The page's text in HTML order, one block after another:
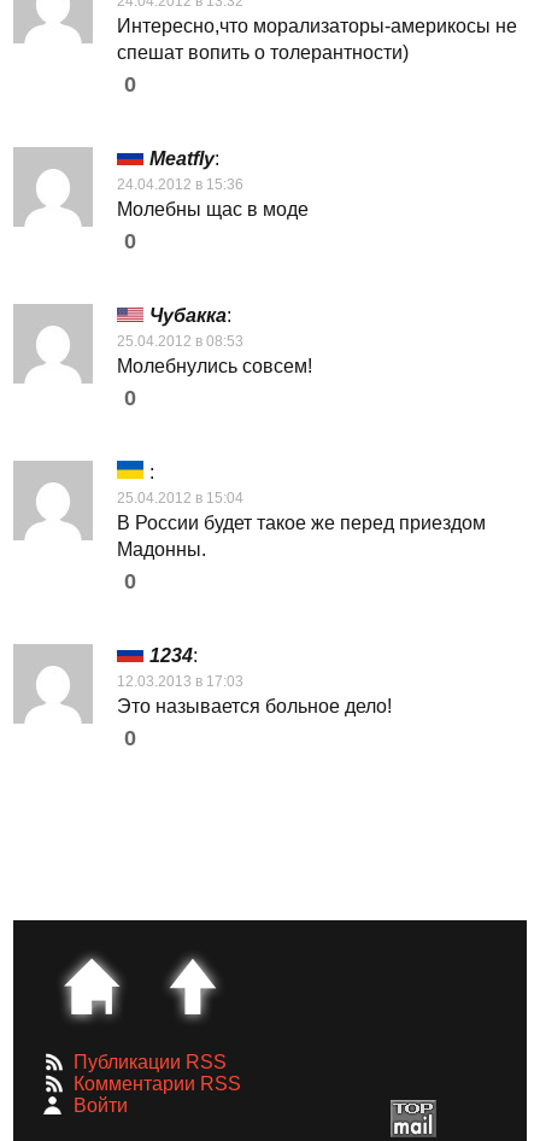
Интересно,что морализаторы-америкосы не
спешат вопить о толерантности)
0
Meatfly:
24.04.2012 в 15:36
Молебны щас в моде
0
Чубакка:
25.04.2012 в 08:53
Молебнулись совсем!
0
:
25.04.2012 в 15:04
В России будет такое же перед приездом
Мадонны.
0
1234:
12.03.2013 в 17:03
Это называется больное дело!
0
Публикации RSS
Комментарии RSS
Войти